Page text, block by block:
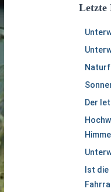
n
Letzte
Der
Himmel
Ist